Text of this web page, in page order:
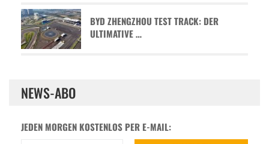
BYD ZHENGZHOU TEST TRACK: DER
ULTIMATIVE …
NEWS-ABO
JEDEN MORGEN KOSTENLOS PER E-MAIL: